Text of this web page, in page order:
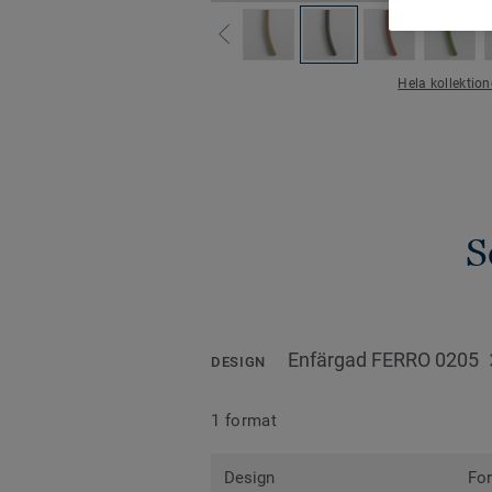
Hela
DESIGN Enfärgad FERRO 0205
1 format
Design